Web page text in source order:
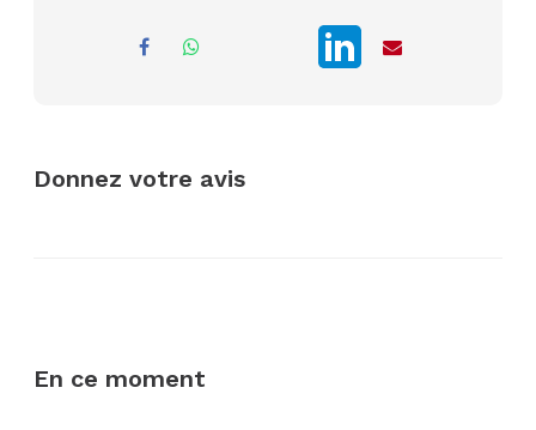
Donnez votre avis
En ce moment